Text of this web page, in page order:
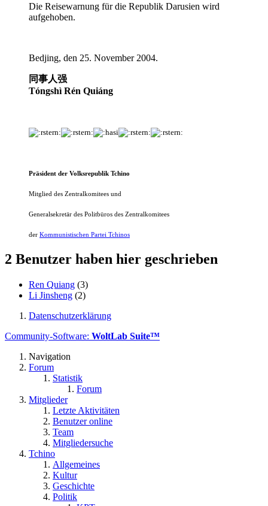
Die Reisewarnung für die Republik Darusien wird
aufgehoben.
Bedjing, den 25. November 2004.
同事人强
Tóngshì Rén Quiáng
Präsident der Volksrepublik Tchino
Mitglied des Zentralkomitees und
Generalsekretär des Politbüros des Zentralkomitees
der Kommunistischen Partei Tchinos
2 Benutzer haben hier geschrieben
Ren Quiang (3)
Li Jinsheng (2)
Datenschutzerklärung
Community-Software: WoltLab Suite™
Navigation
Forum
Statistik
Forum
Mitglieder
Letzte Aktivitäten
Benutzer online
Team
Mitgliedersuche
Tchino
Allgemeines
Kultur
Geschichte
Politik